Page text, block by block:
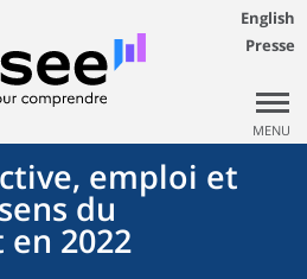
English
Presse
MENU
emploi et
du
2022